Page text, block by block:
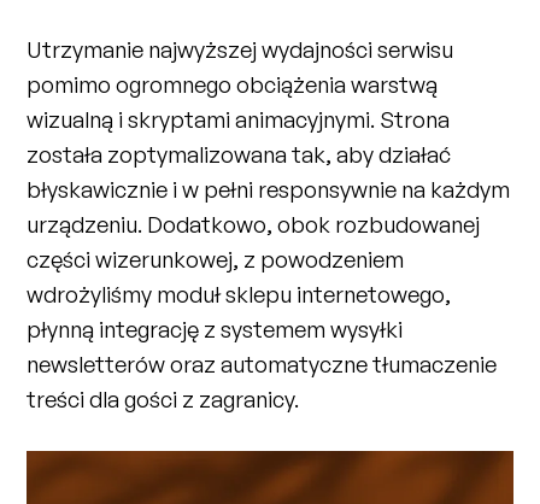
Utrzymanie najwyższej wydajności serwisu
pomimo ogromnego obciążenia warstwą
wizualną i skryptami animacyjnymi. Strona
została zoptymalizowana tak, aby działać
błyskawicznie i w pełni responsywnie na każdym
urządzeniu. Dodatkowo, obok rozbudowanej
części wizerunkowej, z powodzeniem
wdrożyliśmy moduł sklepu internetowego,
płynną integrację z systemem wysyłki
newsletterów oraz automatyczne tłumaczenie
treści dla gości z zagranicy.